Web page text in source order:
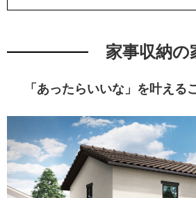
家事収納の
「あったらいいな」を叶える